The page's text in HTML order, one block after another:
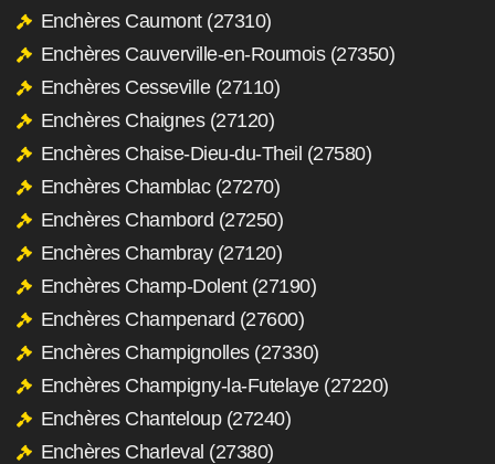
Enchères Caumont (27310)
Enchères Cauverville-en-Roumois (27350)
Enchères Cesseville (27110)
Enchères Chaignes (27120)
Enchères Chaise-Dieu-du-Theil (27580)
Enchères Chamblac (27270)
Enchères Chambord (27250)
Enchères Chambray (27120)
Enchères Champ-Dolent (27190)
Enchères Champenard (27600)
Enchères Champignolles (27330)
Enchères Champigny-la-Futelaye (27220)
Enchères Chanteloup (27240)
Enchères Charleval (27380)